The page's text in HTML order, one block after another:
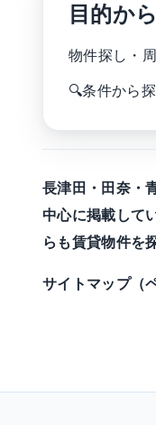
目的か
物件探し・
🔍条件から
長津田・田奈・
中心に掲載して
らも賃貸物件を
サイトマップ（